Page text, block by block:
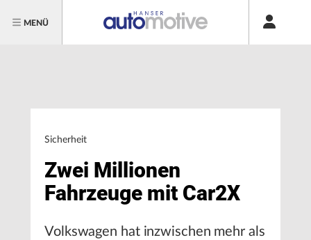
MENÜ
Sicherheit
Zwei Millionen
Fahrzeuge mit Car2X
Volkswagen hat inzwischen mehr als